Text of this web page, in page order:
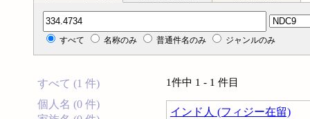
分類記号検索
すべて 名称のみ 普通件名のみ ジャンルのみ
すべて (1 件)
個人名 (0 件)
1件中 1 - 1 件目
インド人 (フィジー在留)